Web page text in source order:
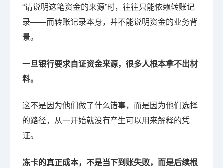
“请说明这笔资金的来源”时，往往只能依赖转账记
录——而转账记录本身，并不能说明资金的业务背
景。
一旦银行要求自证资金来源，很多人根本拿不出材
料。
这不是因为他们做了什么错事，而是因为他们选择
的路径，从一开始就没有产生可以用来解释的凭
证。
冻卡的真正成本，不是当下到账失败，而是后续根